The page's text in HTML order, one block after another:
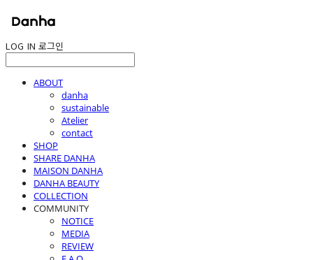
LOG IN 로그인
ABOUT
danha
sustainable
Atelier
contact
SHOP
SHARE DANHA
MAISON DANHA
DANHA BEAUTY
COLLECTION
COMMUNITY
NOTICE
MEDIA
REVIEW